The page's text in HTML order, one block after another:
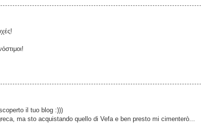
il tuo blog :)))
ma sto acquistando quello di Vefa e ben presto mi cimenterò...